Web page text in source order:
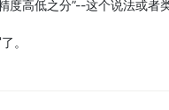
高低之分”--这个说法或者
。